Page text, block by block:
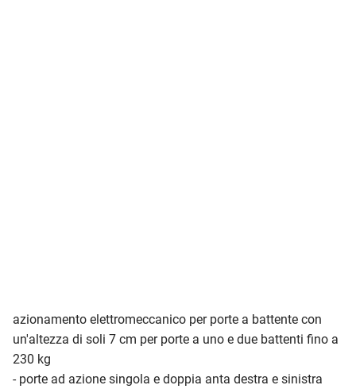
azionamento elettromeccanico per porte a battente con
un'altezza di soli 7 cm per porte a uno e due battenti fino a
230 kg
- porte ad azione singola e doppia anta destra e sinistra